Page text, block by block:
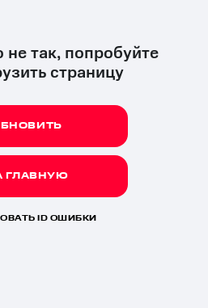
так, попробуйте
страницу
ГЛАВНУЮ
ID ОШИБКИ